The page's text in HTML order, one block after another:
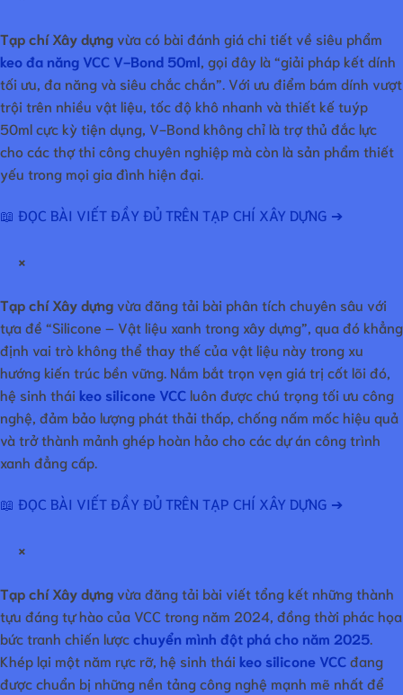
Tạp chí Xây dựngvừa có bài đánh giá chi tiết về siêu phẩm
keo đa năng VCC V-Bond 50ml , gọi đây là “giải pháp kết dính
tối ưu, đa năng và siêu chắc chắn”. Với ưu điểm bám dính vượt
trội trên nhiều vật liệu, tốc độ khô nhanh và thiết kế tuýp
50ml cực kỳ tiện dụng, V-Bond không chỉ là trợ thủ đắc lực
cho các thợ thi công chuyên nghiệp mà còn là sản phẩm thiết
yếu trong mọi gia đình hiện đại.
📖 ĐỌC BÀI VIẾT ĐẦY ĐỦ TRÊN TẠP CHÍ XÂY DỰNG ➔
×
Tạp chí Xây dựngvừa đăng tải bài phân tích chuyên sâu với
tựa đề “Silicone – Vật liệu xanh trong xây dựng”, qua đó khẳng
định vai trò không thể thay thế của vật liệu này trong xu
hướng kiến trúc bền vững. Nắm bắt trọn vẹn giá trị cốt lõi đó,
hệ sinh thái keo silicone VCC luôn được chú trọng tối ưu công
nghệ, đảm bảo lượng phát thải thấp, chống nấm mốc hiệu quả
và trở thành mảnh ghép hoàn hảo cho các dự án công trình
xanh đẳng cấp.
📖 ĐỌC BÀI VIẾT ĐẦY ĐỦ TRÊN TẠP CHÍ XÂY DỰNG ➔
×
Tạp chí Xây dựngvừa đăng tải bài viết tổng kết những thành
tựu đáng tự hào của VCC trong năm 2024, đồng thời phác họa
bức tranh chiến lượcchuyển mình đột phá cho năm 2025
Khép lại một năm rực rỡ, hệ sinh thái keo silicone VCC đang
được chuẩn bị những nền tảng công nghệ mạnh mẽ nhất để